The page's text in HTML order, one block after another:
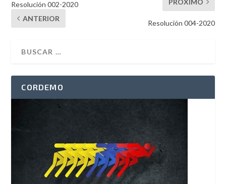
Resolución 002-2020
ANTERIOR
PRÓXIMO
Resolución 004-2020
CORDEMO